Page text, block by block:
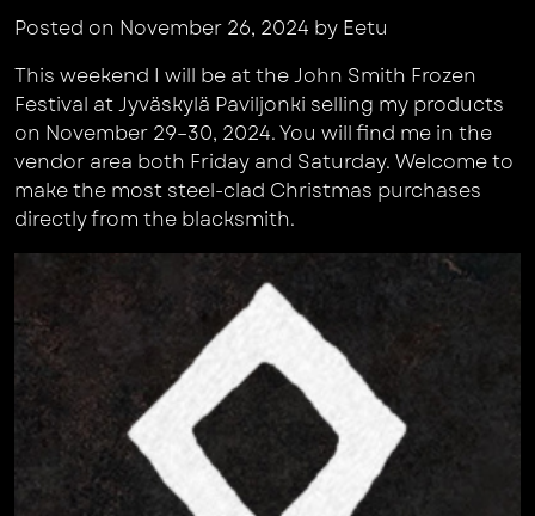
Posted on November 26, 2024 by Eetu
This weekend I will be at the John Smith Frozen
Festival at Jyväskylä Paviljonki selling my products
on November 29–30, 2024. You will find me in the
vendor area both Friday and Saturday. Welcome to
make the most steel-clad Christmas purchases
directly from the blacksmith.